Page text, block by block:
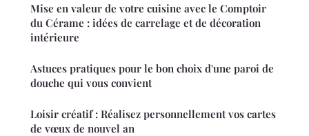
Mise en valeur de votre cuisine avec le Comptoir
du Cérame : idées de carrelage et de décoration
intérieure
Astuces pratiques pour le bon choix d'une paroi de
douche qui vous convient
Loisir créatif : Réalisez personnellement vos cartes
de vœux de nouvel an